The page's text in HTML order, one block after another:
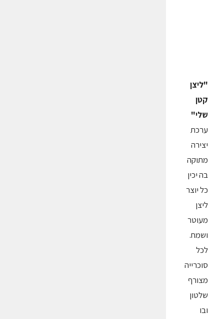
"ליצן
קטן
שלי"
ערכת
יצירה
מתוקה
בה יכין
כל יוצר
ליצן
מעוטר
ושמח.
לכל
סוכרייה
מצורף
שלטון
ובו